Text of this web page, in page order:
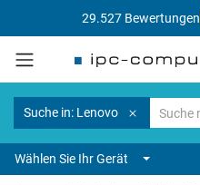
29.527 Bewertungen
Suche in: Lenovo
Wählen Sie Ihr Gerät